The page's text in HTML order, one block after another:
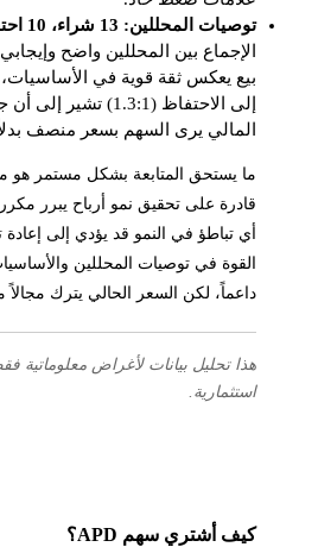
توصيات المحللين: 13 شراء، 10 احتفاظ، 0 بيع
الإجماع بين المحللين واضح
بيع يعكس ثقة قوية في
إلى الاحتفاظ (1.3:1)
المالي يرى السهم بسعر منصف
ما يستحق المتابعة بشكل مستمر هو
قادرة على تحقيق نمو أرباح يبرر مكرر
أي تباطؤ في النمو قد يؤدي إلى إعادة
القوة في توصيات المحللين
داعماً، لكن السعر الحالي يترك مجالاً
هذا تحليل بيانات لأغراض معلوماتية
استثمارية.
كيف أشتري سهم APD؟